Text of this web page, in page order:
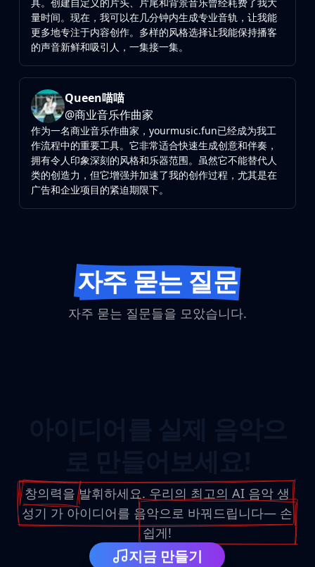
量时间。现在，我可以在几分钟内生成专业音轨，让我能
更多地专注于内容创作。多样的风格选择让我能保持播客
的声音新鲜和吸引人，一集接一集。
Queen喵喵
@商业音乐作曲家
作为一名商业音乐作曲家，yourmusic.fun已经成为我工
作流程中的重要工具。它非常适合快速生成创意和伴奏，
拥有令人印象深刻的风格和乐器范围。虽然它不能替代人
类的创造力，但它增强并加速了我的创作过程，尤其是在
广告和企业项目的紧迫期限下。
자주 묻는 질문
자주 묻는 질문들을 모았습니다.
창의력을 발휘하세요. 우리의 최고의 AI 음악 생
성기 가 아이디어를 음악으로 바꿔드립니다— 손
쉽게!
지금 만들기